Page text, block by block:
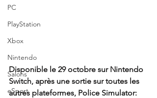
PC
PlayStation
Xbox
Nintendo
Salons
eSport
Disponible le 29 octobre sur Nintendo
Switch, après une sortie sur toutes les
autres plateformes, Police Simulator: